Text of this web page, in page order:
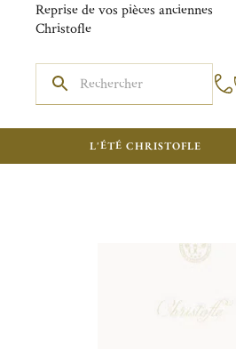
Reprise de vos pièces anciennes
Christofle
L'ÉTÉ CHRISTOFLE